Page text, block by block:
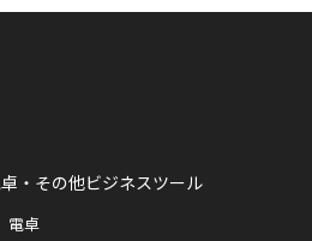
・その他ビジネスツール
電卓